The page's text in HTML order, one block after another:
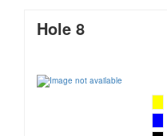
Hole 8